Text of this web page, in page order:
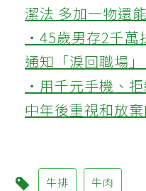
潔法 多加一物還
‧45歲男存2千萬
通知「淚回職場
‧用千元手機、
中年後重視和放
牛排 牛肉